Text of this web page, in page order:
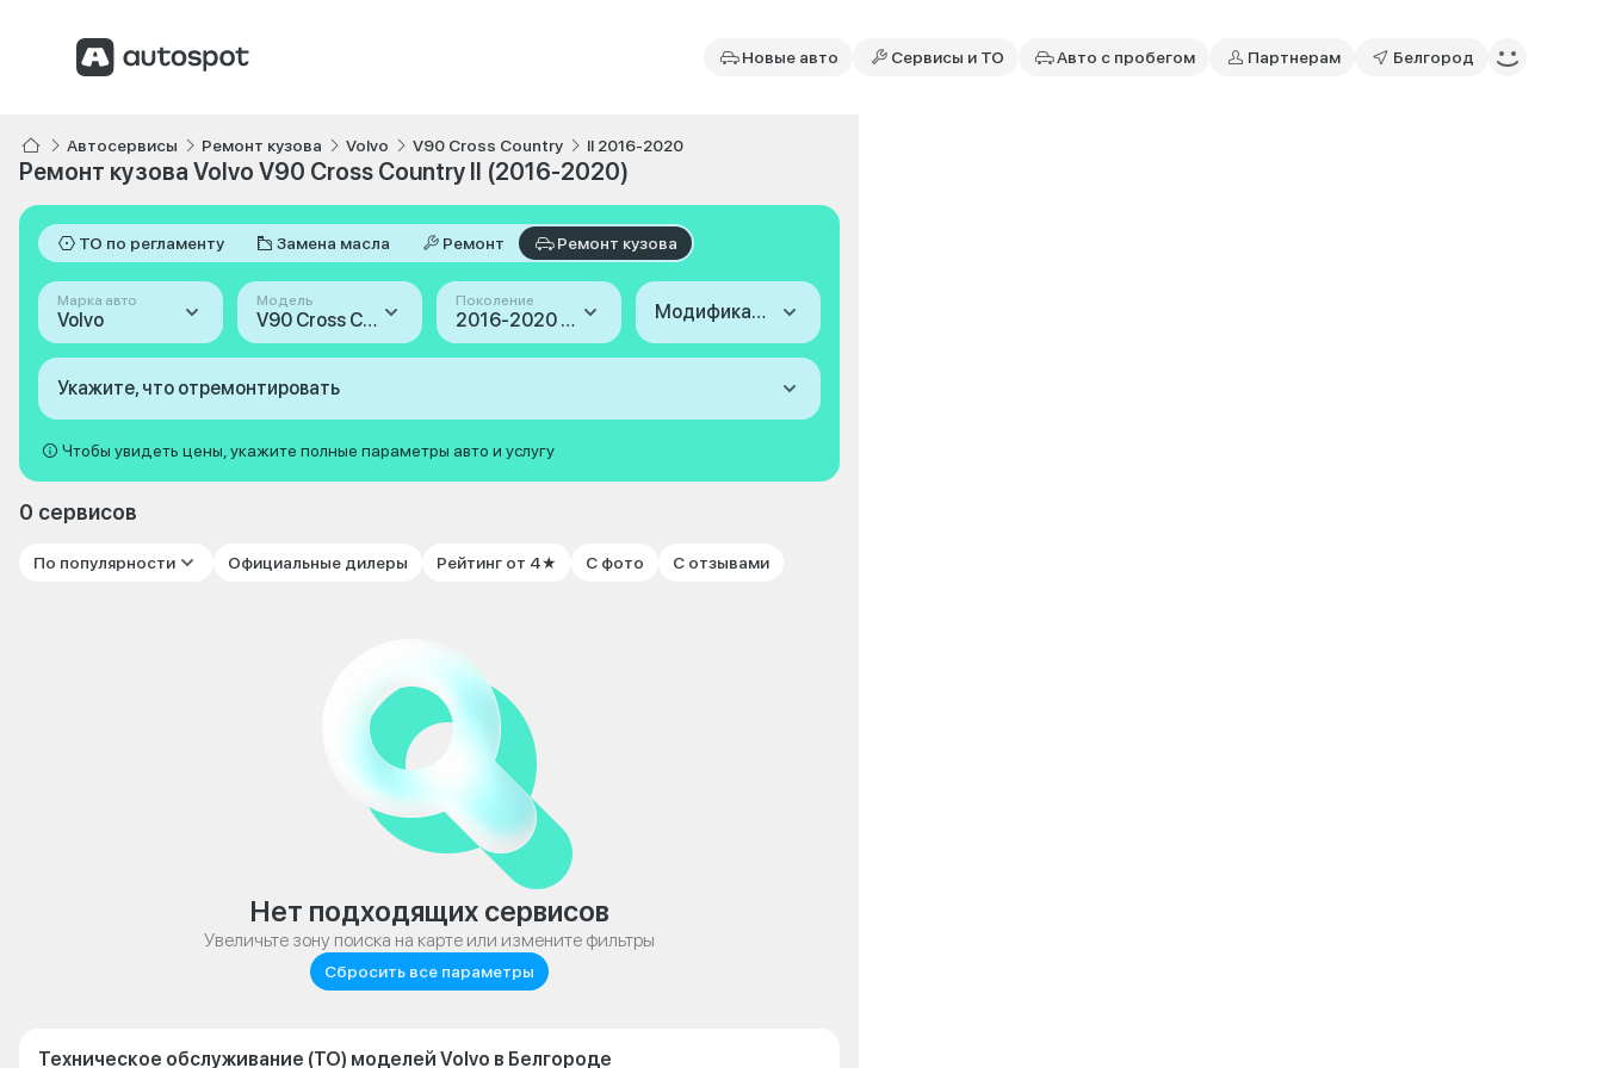
Новые авто Сервисы и ТО Авто с пробегом Партнерам Белгород
Автосервисы Ремонт кузова Volvo V90 Cross Country II 2016-2020
Ремонт кузова Volvo V90 Cross Country II (2016-2020)
ТО по регламенту Замена масла Ремонт Ремонт кузова
Марка авто
Volvo
Модель
V90 Cross Country
Поколение
2016-2020 (II) Модификация
Укажите, что отремонтировать
Чтобы увидеть цены, укажите полные параметры авто и услугу
0 сервисов
По популярности Официальные дилеры Рейтинг от 4★ С фото С отзывами
Нет подходящих сервисов
Увеличьте зону поиска на карте или измените фильтры
Сбросить все параметры
Техническое обслуживание (ТО) моделей Volvo в Белгороде